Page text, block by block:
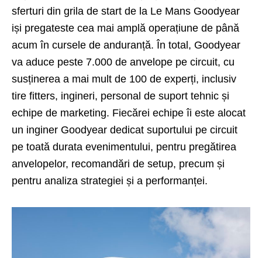
sferturi din grila de start de la Le Mans Goodyear
iși pregateste cea mai amplă operațiune de până
acum în cursele de anduranță. În total, Goodyear
va aduce peste 7.000 de anvelope pe circuit, cu
susținerea a mai mult de 100 de experți, inclusiv
tire fitters, ingineri, personal de suport tehnic și
echipe de marketing. Fiecărei echipe îi este alocat
un inginer Goodyear dedicat suportului pe circuit
pe toată durata evenimentului, pentru pregătirea
anvelopelor, recomandări de setup, precum și
pentru analiza strategiei și a performanței.